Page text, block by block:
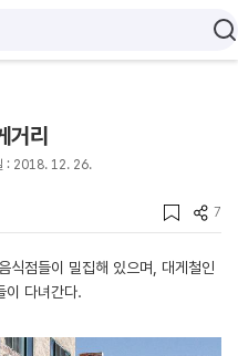
거리
: 2018. 12. 26.
7
식점들이 밀집해 있으며, 대게철인
이 다녀간다.